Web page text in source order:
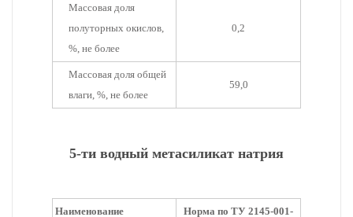
Массовая доля
полуторных окислов,
%, не более
0,2
Массовая доля общей
влаги, %, не более
59,0
5-ти водный метасиликат натрия
Наименование
Норма по ТУ 2145-001-